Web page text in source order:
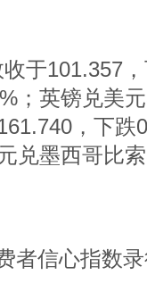
收于101.357
；英镑兑美
，下跌
兑墨西哥比
者信心指数